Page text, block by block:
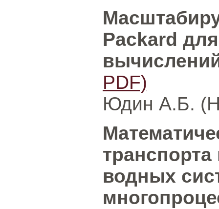
Packard
PDF)
Юдин А.Б.
водных